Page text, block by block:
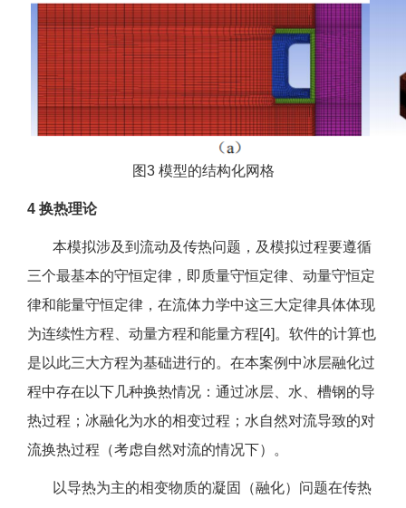
图3 模型的结构化网格
4 换热理论
本模拟涉及到流动及传热问题，及模拟过程要遵循
三个最基本的守恒定律，即质量守恒定律、动量守恒定
律和能量守恒定律，在流体力学中这三大定律具体体现
为连续性方程、动量方程和能量方程[4]。软件的计算也
是以此三大方程为基础进行的。在本案例中冰层融化过
程中存在以下几种换热情况：通过冰层、水、槽钢的导
热过程；冰融化为水的相变过程；水自然对流导致的对
流换热过程（考虑自然对流的情况下）。
以导热为主的相变物质的凝固（融化）问题在传热